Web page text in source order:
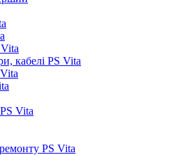
кабелі PS Vita
Vita
PS Vita